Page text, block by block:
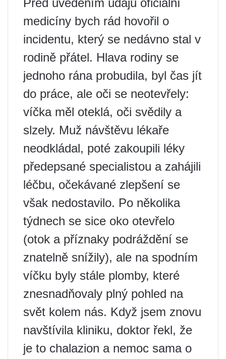
Před uvedením údajů oficiální
medicíny bych rád hovořil o
incidentu, který se nedávno stal v
rodině přátel. Hlava rodiny se
jednoho rána probudila, byl čas jít
do práce, ale oči se neotevřely:
víčka měl oteklá, oči svědily a
slzely. Muž návštěvu lékaře
neodkládal, poté zakoupili léky
předepsané specialistou a zahájili
léčbu, očekávané zlepšení se
však nedostavilo. Po několika
týdnech se sice oko otevřelo
(otok a příznaky podráždění se
znatelně snížily), ale na spodním
víčku byly stále plomby, které
znesnadňovaly plný pohled na
svět kolem nás. Když jsem znovu
navštívila kliniku, doktor řekl, že
je to chalazion a nemoc sama o